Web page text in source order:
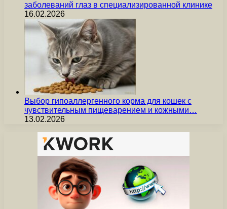
заболеваний глаз в специализированной клинике
16.02.2026
Выбор гипоаллергенного корма для кошек с
чувствительным пищеварением и кожными…
13.02.2026